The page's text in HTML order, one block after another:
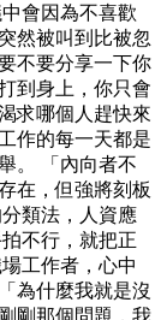
會因為不喜歡
然被叫到比被忽
不要分享一下你
到身上，你只會
求哪個人趕快來
作的每一天都是
。 「內向者不
在，但強將刻板
類法，人資應
不行，就把正
工作者，心中
為什麼我就是沒